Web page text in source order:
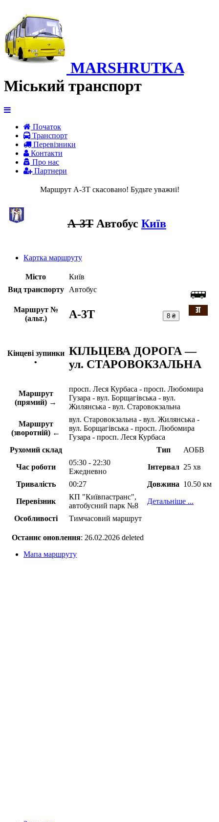
MARSHRUTKA
Міський транспорт
Початок
Транспорт
Перевiзники
Контакти
Про нас
Партнери
Маршрут A-3Т скасовано! Будьте уважні!
A-3Т Автобус Київ
Картка маршруту
Місто
Київ
Вид транспорту
Автобус
Маршрут №
(альт.)
A-3Т 8 ₴
Кінцеві зупинки
•
КІЛЬЦЕВА ДОРОГА —
ул. СТАРОВОКЗАЛЬНА
Маршрут
(прямий) →
просп. Леся Курбаса - просп. Любомира
Гузара - вул. Борщагівська - вул.
Жилянська - вул. Старовокзальна
Маршрут
(зворотній) ←
вул. Старовокзальна - вул. Жилянська -
вул. Борщагівська - просп. Любомира
Гузара - просп. Леся Курбаса
Рухомий склад
Тип АОБВ
Час роботи
05:30 - 22:30
Ежедневно
Інтервал 25 хв
Тривалість 00:27 Довжина 10.50 км
Перевізник
КП "Київпастранс",
автобусний парк №8
Детальніше ...
Особливості Тимчасовий маршрут
Останнє оновлення: 26.02.2026 deleted
Мапа маршруту